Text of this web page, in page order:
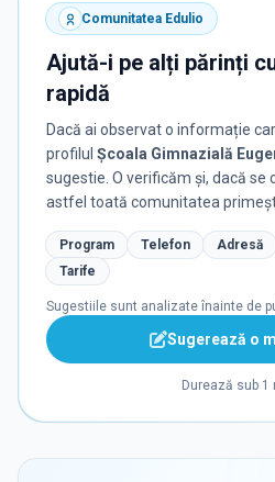
Comunitatea Edulio
Ajută-i pe alți părinți
rapidă
Dacă ai observat o informație
profilul Școala Gimnazială
sugestie. O verificăm și, dacă
astfel toată comunitatea
Program Telefon Adresă
Tarife
Sugestiile sunt analizate înainte de
Sugerează o
Durează sub 1